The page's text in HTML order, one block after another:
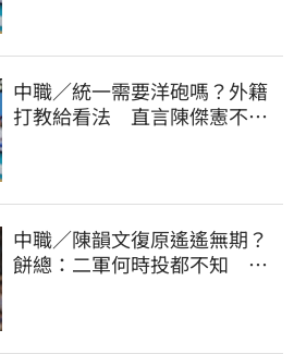
中職／統一需要洋砲嗎？外籍
打教給看法 直言陳傑憲不能
中職／陳韻文復原遙遙無期？
餅總：二軍何時投都不知 蘇